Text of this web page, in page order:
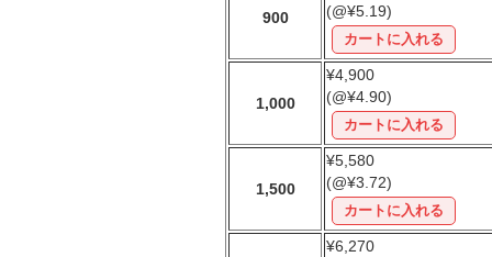
900
(@¥5.19)
1,000
¥4,900
(@¥4.90)
1,500
¥5,580
(@¥3.72)
¥6,270